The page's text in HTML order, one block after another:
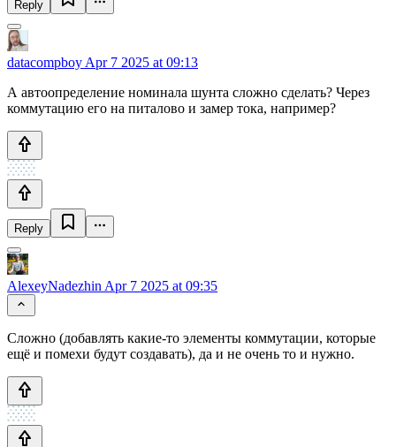
Reply
datacompboy Apr 7 2025 at 09:13
А автоопределение номинала шунта сложно сделать? Через
коммутацию его на питалово и замер тока, например?
Reply
AlexeyNadezhin Apr 7 2025 at 09:35
Сложно (добавлять какие-то элементы коммутации, которые
ещё и помехи будут создавать), да и не очень то и нужно.